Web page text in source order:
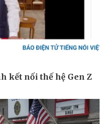
Việt Nam
Phân tích